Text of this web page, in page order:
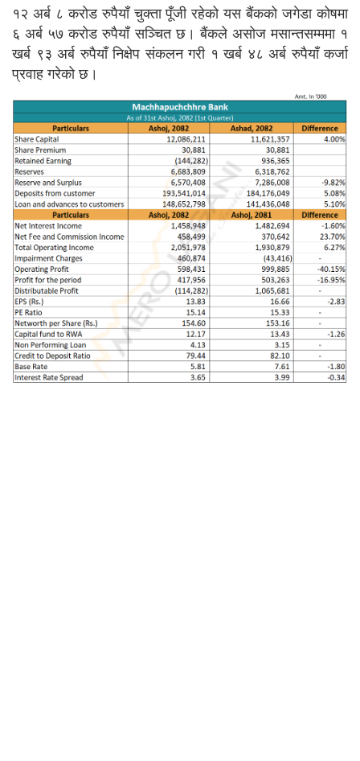
१२ अर्ब ८ करोड रुपैयाँ चुक्ता पूँजी रहेको यस बैंकको जगेडा कोषमा
६ अर्ब ५७ करोड रुपैयाँ सञ्चित छ। बैंकले असोज मसान्तसम्ममा १
खर्ब ९३ अर्ब रुपैयाँ निक्षेप संकलन गरी १ खर्ब ४८ अर्ब रुपैयाँ कर्जा
प्रवाह गरेको छ।